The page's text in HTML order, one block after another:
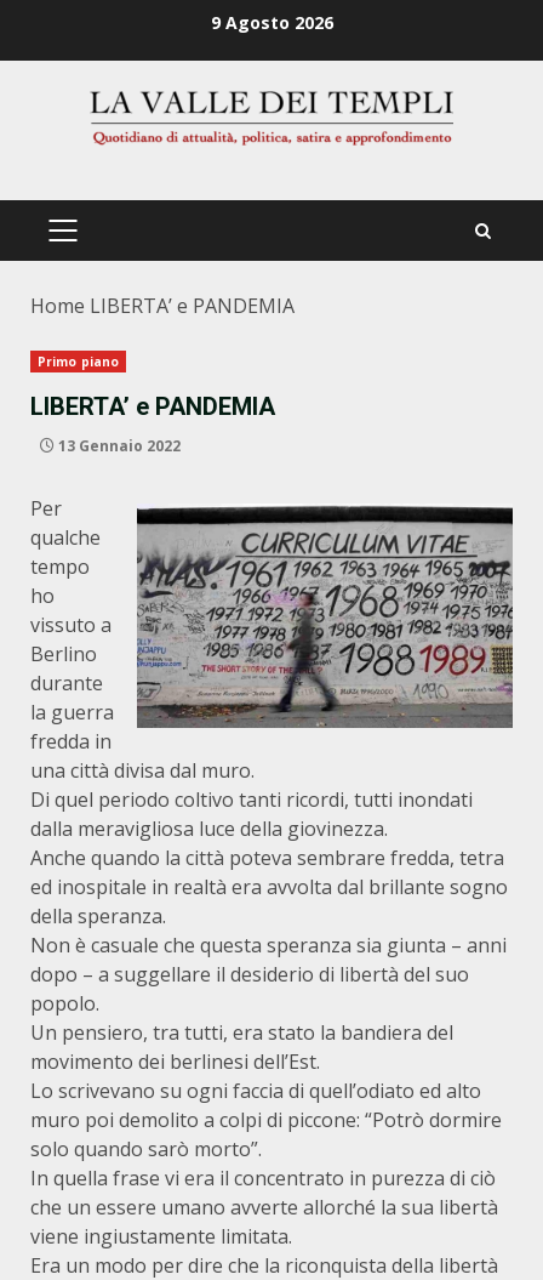
9 Agosto 2026
PRIMÄRES
Home LIBERTA’ e PANDEMIA
Primo piano
LIBERTA’ e PANDEMIA
13 Gennaio 2022
Per
qualche
tempo
ho
vissuto a
Berlino
durante
la guerra
fredda in
una città divisa dal muro.
Di quel periodo coltivo tanti ricordi, tutti inondati
dalla meravigliosa luce della giovinezza.
Anche quando la città poteva sembrare fredda, tetra
ed inospitale in realtà era avvolta dal brillante sogno
della speranza.
Non è casuale che questa speranza sia giunta – anni
dopo – a suggellare il desiderio di libertà del suo
popolo.
Un pensiero, tra tutti, era stato la bandiera del
movimento dei berlinesi dell’Est.
Lo scrivevano su ogni faccia di quell’odiato ed alto
muro poi demolito a colpi di piccone: “Potrò dormire
solo quando sarò morto”.
In quella frase vi era il concentrato in purezza di ciò
che un essere umano avverte allorché la sua libertà
viene ingiustamente limitata.
Era un modo per dire che la riconquista della libertà